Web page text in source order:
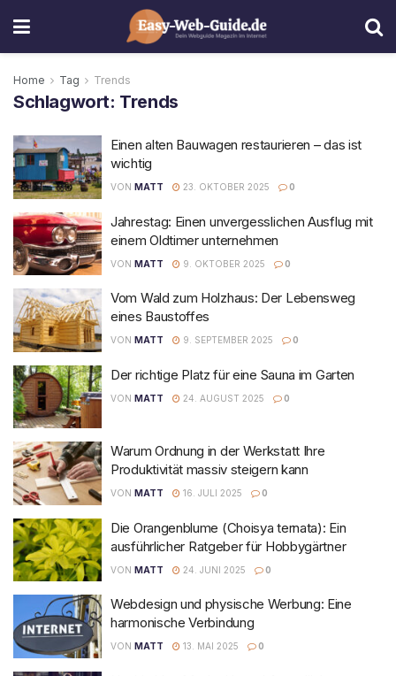
Home Tag Trends
Schlagwort: Trends
Einen alten Bauwagen restaurieren – das ist
wichtig
VON MATT 23. OKTOBER 2025 0
Jahrestag: Einen unvergesslichen Ausflug mit
einem Oldtimer unternehmen
VON MATT 9. OKTOBER 2025 0
Vom Wald zum Holzhaus: Der Lebensweg
eines Baustoffes
VON MATT 9. SEPTEMBER 2025 0
Der richtige Platz für eine Sauna im Garten
VON MATT 24. AUGUST 2025 0
Warum Ordnung in der Werkstatt Ihre
Produktivität massiv steigern kann
VON MATT 16. JULI 2025 0
Die Orangenblume (Choisya ternata): Ein
ausführlicher Ratgeber für Hobbygärtner
VON MATT 24. JUNI 2025 0
Webdesign und physische Werbung: Eine
harmonische Verbindung
VON MATT 13. MAI 2025 0